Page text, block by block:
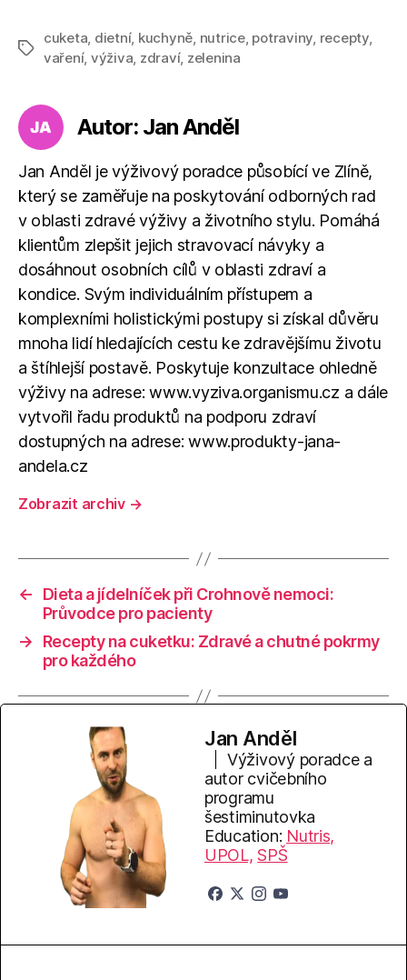
Štítky
cuketa, dietní, kuchyně, nutrice, potraviny, recepty,
vaření, výživa, zdraví, zelenina
Autor: Jan Anděl
Jan Anděl je výživový poradce působící ve Zlíně,
který se zaměřuje na poskytování odborných rad
v oblasti zdravé výživy a životního stylu. Pomáhá
klientům zlepšit jejich stravovací návyky a
dosáhnout osobních cílů v oblasti zdraví a
kondice. Svým individuálním přístupem a
komplexními holistickými postupy si získal důvěru
mnoha lidí hledajících cestu ke zdravějšímu životu
a štíhlejší postavě. Poskytuje konzultace ohledně
výživy na adrese: www.vyziva.organismu.cz a dále
vytvořil řadu produktů na podporu zdraví
dostupných na adrese: www.produkty-jana-
andela.cz
Zobrazit archiv →
←
Dieta a jídelníček při Crohnově nemoci:
Průvodce pro pacienty
→
Recepty na cuketku: Zdravé a chutné pokrmy
pro každého
Jan Anděl
Výživový poradce a
autor cvičebního
programu
šestiminutovka
Education: Nutris,
UPOL, SPŠ